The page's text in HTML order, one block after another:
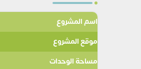
اسم المشروع
موقع المشروع
مساحة الوحدات